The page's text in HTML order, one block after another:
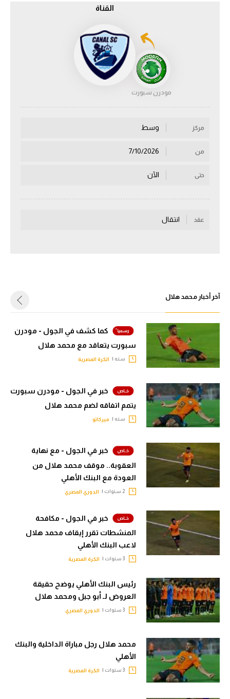
دوري أبطال إفريقيا
أقسام
الكرة الإفريقية
منتخب مصر
سعودي في الجول
رياضات أخرى
أمم إفريقيا
كرة السلة الأمريكية
كرة سلة
كرة يد
كرة طائرة
الوطن العربي
في المونديال
رياضة نسائية
آسيا
أمريكا
ركن الألعاب
أقسام خاصة
Gamers
ميركاتو
تحقيق في الجول
تقرير في الجول
تحليل في الجول
القناة
مودرن سبورت
مركز وسط
من
حتى الآن
عقد انتقال
آخر أخبار محمد هلال
كما كشف في الجول - مودرن
سبورت يتعاقد مع محمد هلال
سنه | الكرة المصرية
خبر في الجول - مودرن سبورت
يتمم اتفاقه لضم محمد هلال
سنه | ميركاتو
خبر في الجول - مع نهاية
العقوبة.. موقف محمد هلال من
العودة مع البنك الأهلي
الدوري المصري
خبر في الجول - مكافحة
المنشطات تقرر إيقاف محمد هلال
لاعب البنك الأهلي
الكرة المصرية
رئيس البنك الأهلي يوضح حقيقة
العروض لـ أبو جبل ومحمد هلال
الدوري المصري
محمد هلال رجل مباراة الداخلية والبنك
الأهلي
الكرة المصرية